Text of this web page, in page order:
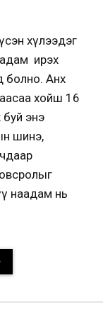
хүлээдэг
ирэх
болно. Анх
хойш 16
энэ
шинэ,
наадам нь